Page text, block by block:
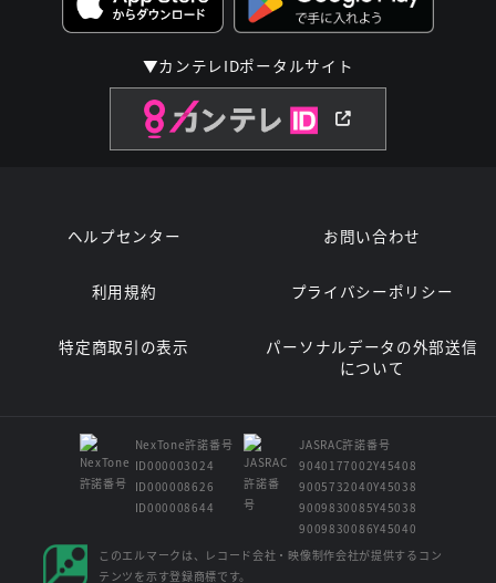
▼カンテレIDポータルサイト
ヘルプセンター お問い合わせ
利用規約 プライバシーポリシー
特定商取引の表示
パーソナルデータの外部送信
について
NexTone許諾番号
ID000003024
ID000008626
ID000008644
JASRAC許諾番号
9040177002Y45408
9005732040Y45038
9009830085Y45038
9009830086Y45040
このエルマークは、レコード会社・映像制作会社が提供するコン
テンツを示す登録商標です。